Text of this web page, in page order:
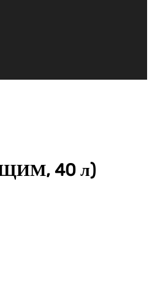
40 л)